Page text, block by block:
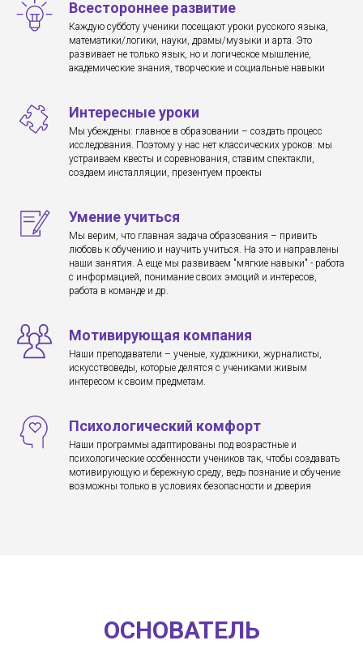
Всестороннее развитие
Каждую субботу ученики посещают уроки русского языка,
математики/логики, науки, драмы/музыки и арта. Это
развивает не только язык, но и логическое мышление,
академические знания, творческие и социальные навыки
Интересные уроки
Мы убеждены: главное в образовании – создать процесс
исследования. Поэтому у нас нет классических уроков: мы
устраиваем квесты и соревнования, ставим спектакли,
создаем инсталляции, презентуем проекты
Умение учиться
Мы верим, что главная задача образования – привить
любовь к обучению и научить учиться. На это и направлены
наши занятия. А еще мы развиваем "мягкие навыки" - работа
с информацией, понимание своих эмоций и интересов,
работа в команде и др.
Мотивирующая компания
Наши преподаватели – ученые, художники, журналисты,
искусствоведы, которые делятся с учениками живым
интересом к своим предметам.
Психологический комфорт
Наши программы адаптированы под возрастные и
психологические особенности учеников так, чтобы создавать
мотивирующую и бережную среду, ведь познание и обучение
возможны только в условиях безопасности и доверия
ОСНОВАТЕЛЬ